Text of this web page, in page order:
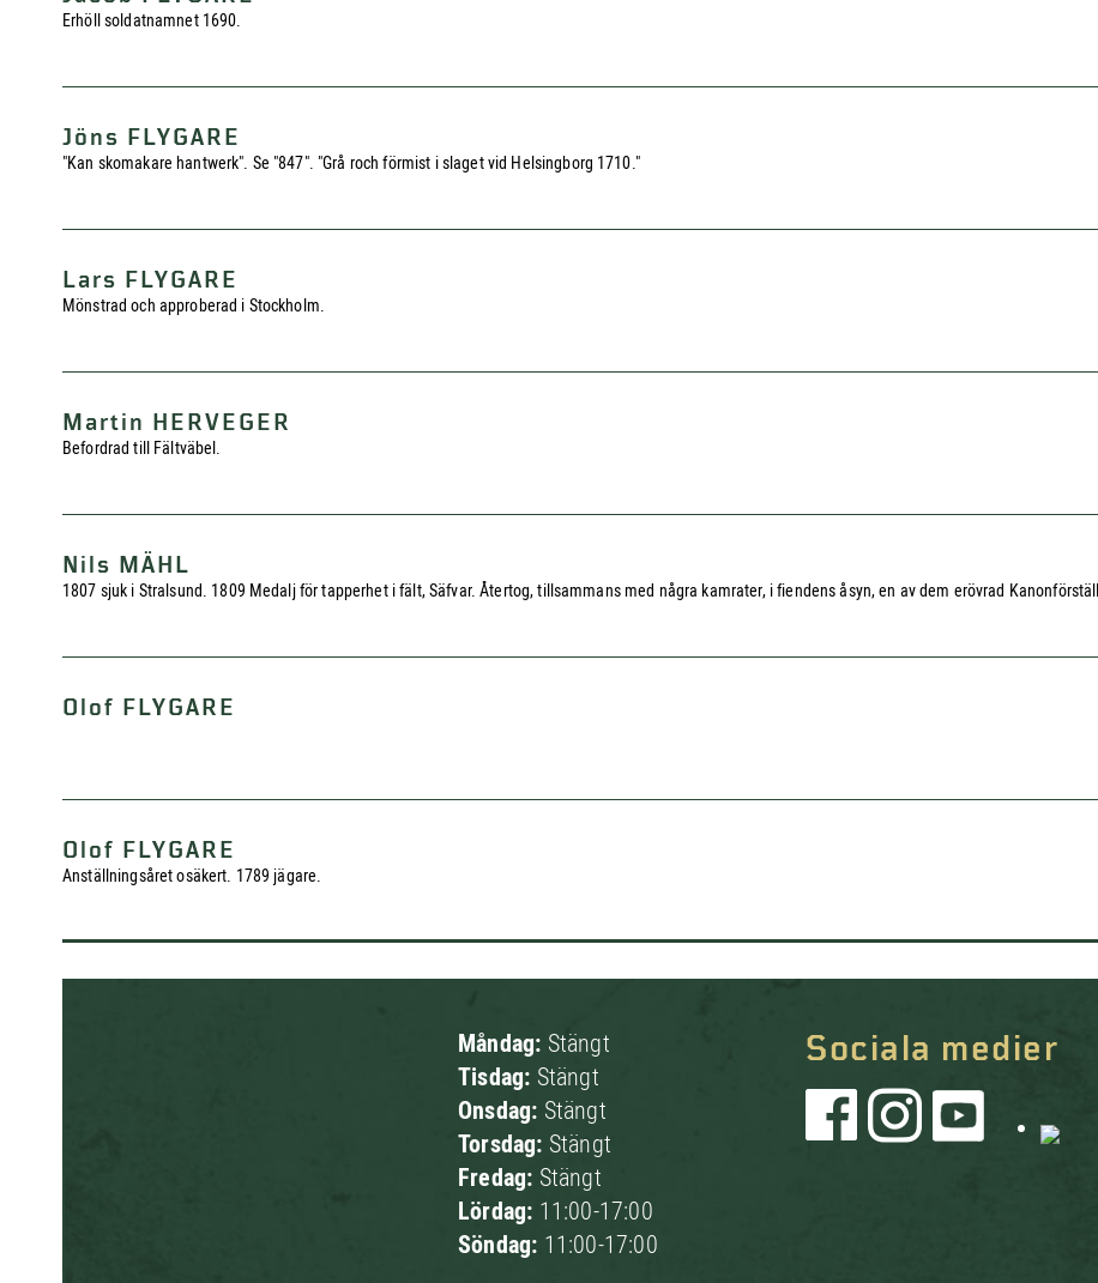
Erhöll soldatnamnet 1690.
Jöns FLYGARE
"Kan skomakare hantwerk". Se "847". "Grå roch förmist i slaget vid Helsingborg 1710."
Lars FLYGARE
Mönstrad och approberad i Stockholm.
Martin HERVEGER
Befordrad till Fältväbel.
Nils MÄHL
1807 sjuk i Stralsund. 1809 Medalj för tapperhet i fält, Säfvar. Återtog, tillsammans med några kamrater, i fiendens åsyn, en av dem erövrad
Olof FLYGARE
Olof FLYGARE
Anställningsåret osäkert. 1789 jägare.
Måndag: Stängt
Tisdag: Stängt
Onsdag: Stängt
Torsdag: Stängt
Fredag: Stängt
Lördag: 11:00-17:00
Söndag: 11:00-17:00
Sociala medier